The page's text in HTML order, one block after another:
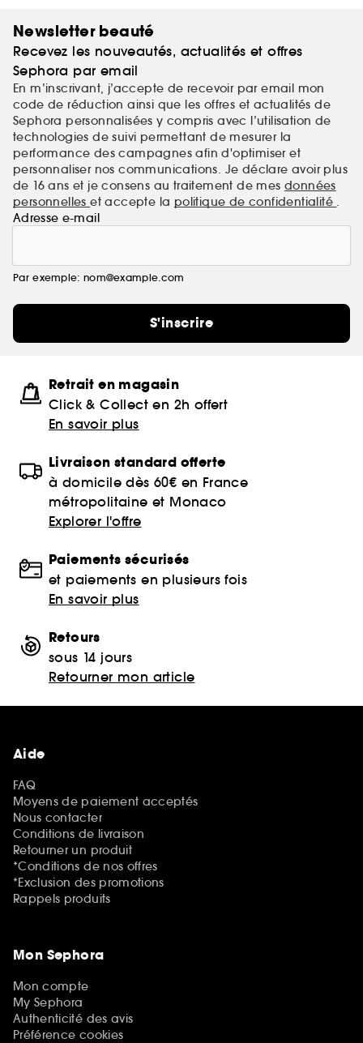
Newsletter beauté
Recevez les nouveautés, actualités et offres
Sephora par email
En m’inscrivant, j’accepte de recevoir par email mon
code de réduction ainsi que les offres et actualités de
Sephora personnalisées y compris avec l’utilisation de
technologies de suivi permettant de mesurer la
performance des campagnes afin d'optimiser et
personnaliser nos communications. Je déclare avoir plus
de 16 ans et je consens au traitement de mes données
personnelleset accepte la politique de confidentialité .
Adresse e-mail
Par exemple: nom@example.com
S'inscrire
Retrait en magasin
Click & Collect en 2h offert
En savoir plus
Livraison standard offerte
à domicile dès 60€ en France
métropolitaine et Monaco
Explorer l'offre
Paiements sécurisés
et paiements en plusieurs fois
En savoir plus
Retours
sous 14 jours
Retourner mon article
Aide
FAQ
Moyens de paiement acceptés
Nous contacter
Conditions de livraison
Retourner un produit
*Conditions de nos offres
*Exclusion des promotions
Rappels produits
Mon Sephora
Mon compte
My Sephora
Authenticité des avis
Préférence cookies